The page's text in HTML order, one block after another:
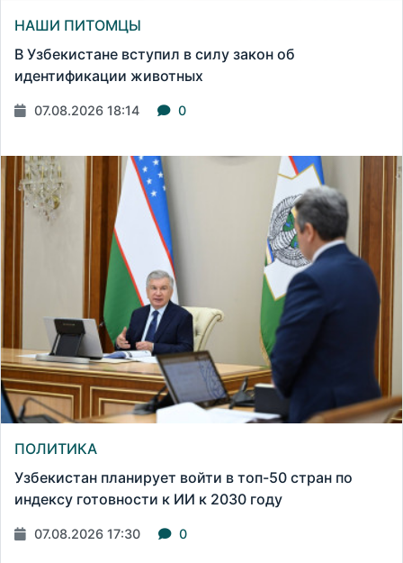
НАШИ ПИТОМЦЫ
В Узбекистане вступил в силу закон об
идентификации животных
07.08.2026 18:14 0
ПОЛИТИКА
Узбекистан планирует войти в топ-50 стран по
индексу готовности к ИИ к 2030 году
07.08.2026 17:30 0